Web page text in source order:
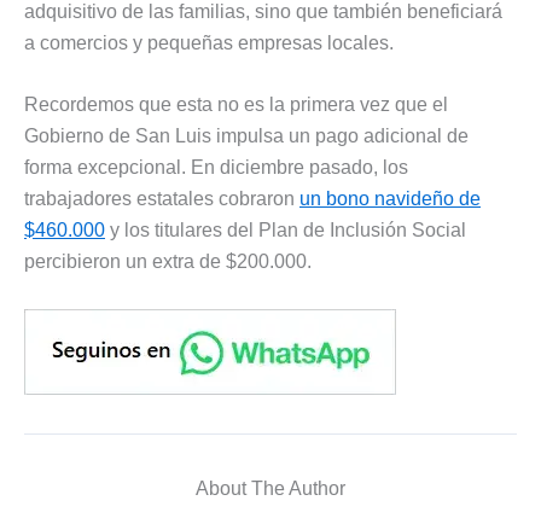
adquisitivo de las familias, sino que también beneficiará
a comercios y pequeñas empresas locales.
Recordemos que esta no es la primera vez que el
Gobierno de San Luis impulsa un pago adicional de
forma excepcional. En diciembre pasado, los
trabajadores estatales cobraron un bono navideño de
$460.000 y los titulares del Plan de Inclusión Social
percibieron un extra de $200.000.
About The Author